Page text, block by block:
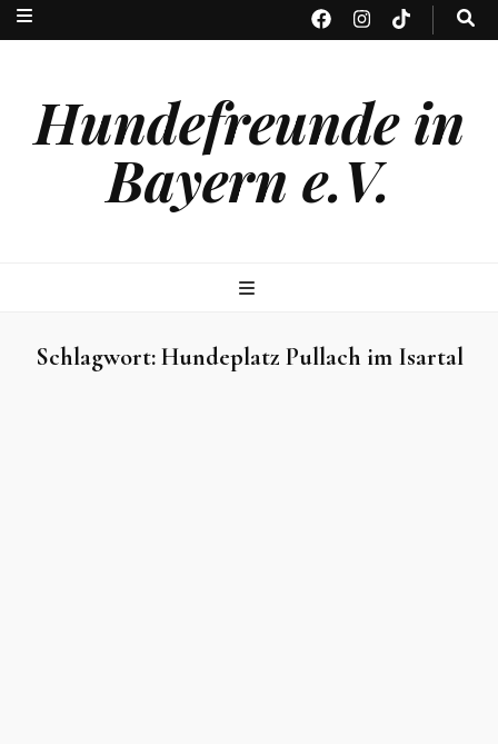
Hundefreunde in
Bayern e.V.
Schlagwort:Hundeplatz Pullach im Isartal